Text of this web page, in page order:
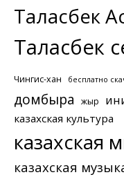
Таласбек
Таласбек
Чингис-хан бесплатно
домбыра жыр
казахская культура
казахская
казахская